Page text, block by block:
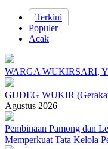
Terkini
Populer
Acak
WARGA WUKIRSARI,
GUDEG WUKIR
Agustus 2026
Pembinaan Pamong dan
Memperkuat Tata Kelola